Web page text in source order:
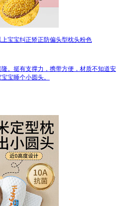
宝宝纠正矫正防偏头型枕头粉色
。挺有支撑力，携带方便，材质不知道安
宝睡个小圆头。